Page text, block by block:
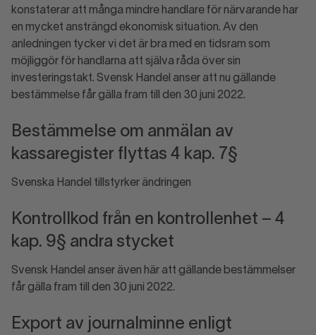
konstaterar att många mindre handlare för närvarande har
en mycket ansträngd ekonomisk situation. Av den
anledningen tycker vi det är bra med en tidsram som
möjliggör för handlarna att själva råda över sin
investeringstakt. Svensk Handel anser att nu gällande
bestämmelse får gälla fram till den 30 juni 2022.
Bestämmelse om anmälan av
kassaregister flyttas 4 kap. 7§
Svenska Handel tillstyrker ändringen
Kontrollkod från en kontrollenhet – 4
kap. 9§ andra stycket
Svensk Handel anser även här att gällande bestämmelser
får gälla fram till den 30 juni 2022.
Export av journalminne enligt